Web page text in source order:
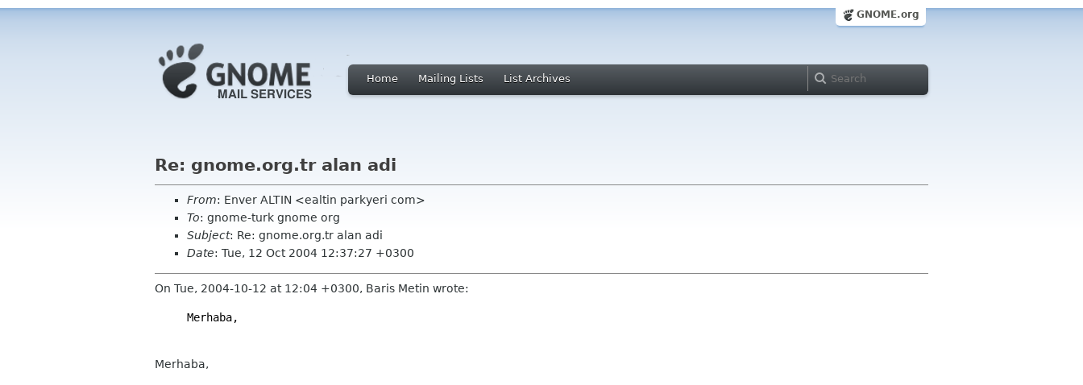
GNOME.org
Home Mailing Lists List Archives
Re: gnome.org.tr alan adi
From: Enver ALTIN <ealtin parkyeri com>
To: gnome-turk gnome org
Subject: Re: gnome.org.tr alan adi
Date: Tue, 12 Oct 2004 12:37:27 +0300
On Tue, 2004-10-12 at 12:04 +0300, Baris Metin wrote:
Merhaba,
Merhaba,